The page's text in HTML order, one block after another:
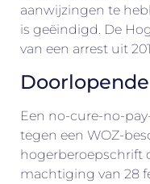
aanwijzingen te
is geëindigd. De
van een arrest uit
Een no-cure-no-
tegen een WOZ-
hogerberoepschrift
machtiging van 28